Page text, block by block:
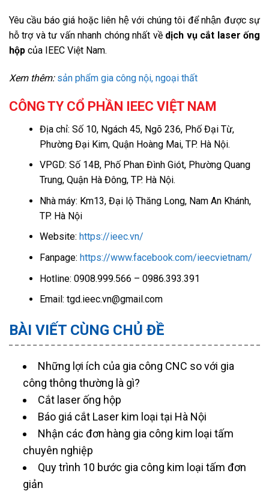
Yêu cầu báo giá hoặc liên hệ với chúng tôi để nhận được sự
hỗ trợ và tư vấn nhanh chóng nhất về dịch vụ cắt laser ống
hộp của IEEC Việt Nam.
Xem thêm: sản phẩm gia công nội, ngoại thất
CÔNG TY CỔ PHẦN IEEC VIỆT NAM
Địa chỉ: Số 10, Ngách 45, Ngõ 236, Phố Đại Từ,
Phường Đại Kim, Quận Hoàng Mai, TP. Hà Nội.
VPGD: Số 14B, Phố Phan Đình Giót, Phường Quang
Trung, Quận Hà Đông, TP. Hà Nội.
Nhà máy: Km13, Đại lộ Thăng Long, Nam An Khánh,
TP. Hà Nội
Website: https://ieec.vn/
Fanpage: https://www.facebook.com/ieecvietnam/
Hotline: 0908.999.566 – 0986.393.391
Email: tgd.ieec.vn@gmail.com
BÀI VIẾT CÙNG CHỦ ĐỀ
Những lợi ích của gia công CNC so với gia
công thông thường là gì?
Cắt laser ống hộp
Báo giá cắt Laser kim loại tại Hà Nội
Nhận các đơn hàng gia công kim loại tấm
chuyên nghiệp
Quy trình 10 bước gia công kim loại tấm đơn
giản